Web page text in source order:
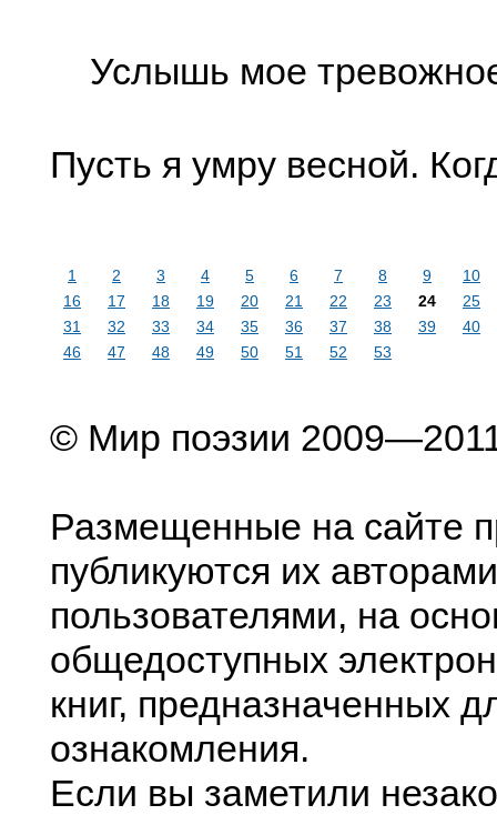
Услышь мое
Пусть я умру весной.
1 2 3 4 5 6 7 8 9
10
16
17 18 19 20 21 22 23 24
25
31
32 33 34 35 36 37 38 39
40
46
47 48 49 50 51 52 53
© Мир поэзии
Размещенные на сайте
публикуются их
пользователями, на
общедоступных
книг, предназначенных
ознакомления.
Если вы заметили